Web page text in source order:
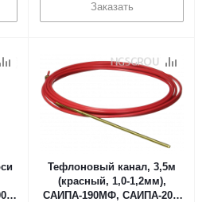
Заказать
15000
Тефлоновый канал, 3,5м
(красный, 1,0-1,2мм),
САИПА-190МФ, САИПА-200,